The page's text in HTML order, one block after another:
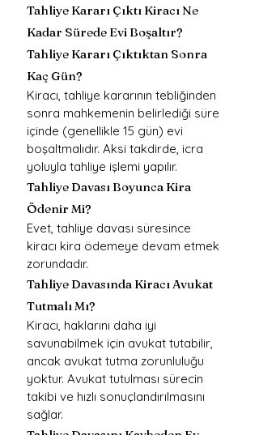
Tahliye Kararı Çıktı Kiracı Ne
Kadar Sürede Evi Boşaltır?
Tahliye Kararı Çıktıktan Sonra
Kaç Gün?
Kiracı, tahliye kararının tebliğinden
sonra mahkemenin belirlediği süre
içinde (genellikle 15 gün) evi
boşaltmalıdır. Aksi takdirde, icra
yoluyla tahliye işlemi yapılır.
Tahliye Davası Boyunca Kira
Ödenir Mi?
Evet, tahliye davası süresince
kiracı kira ödemeye devam etmek
zorundadır.
Tahliye Davasında Kiracı Avukat
Tutmalı Mı?
Kiracı, haklarını daha iyi
savunabilmek için avukat tutabilir,
ancak avukat tutma zorunluluğu
yoktur. Avukat tutulması sürecin
takibi ve hızlı sonuçlandırılmasını
sağlar.